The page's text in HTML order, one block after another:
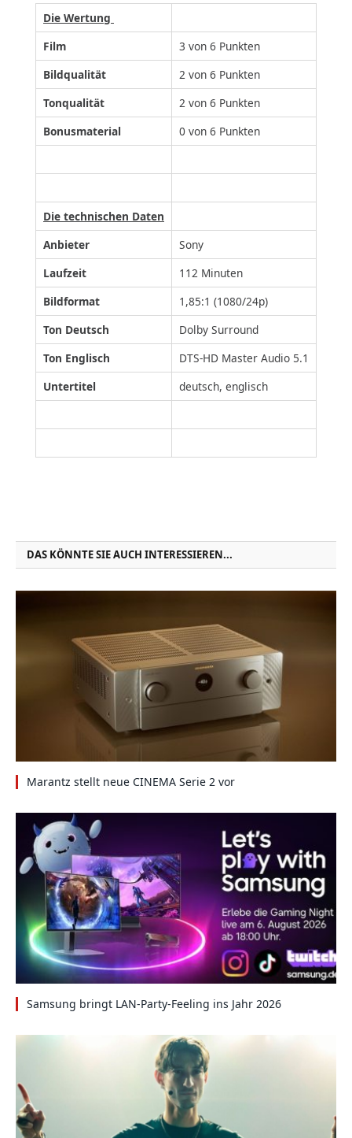
Die Wertung
Film
3 von 6 Punkten
Bildqualität
2 von 6 Punkten
Tonqualität
2 von 6 Punkten
Bonusmaterial
0 von 6 Punkten
Die technischen Daten
Anbieter
Sony
Laufzeit
112 Minuten
Bildformat
1,85:1 (1080/24p)
Ton Deutsch
Dolby Surround
Ton Englisch
DTS-HD Master Audio 5.1
Untertitel
deutsch, englisch
DAS KÖNNTE SIE AUCH INTERESSIEREN...
Marantz stellt neue CINEMA Serie 2 vor
Samsung bringt LAN-Party-Feeling ins Jahr 2026